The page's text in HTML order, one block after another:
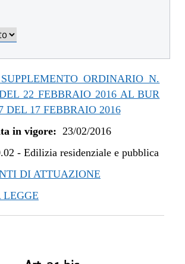
al 31/12/2023
al 31/12/2020
al 09/08/2019
al 10/07/2019
al 30/04/2019
al 07/11/2018
al 04/01/2018
al 26/07/2017
al 12/04/2017
ORDINARIO N.
22 FEBBRAIO 2016 AL BUR
DEL 17 FEBBRAIO 2016
in vigore: 23/02/2016
- Edilizia residenziale e pubblica
DI ATTUAZIONE